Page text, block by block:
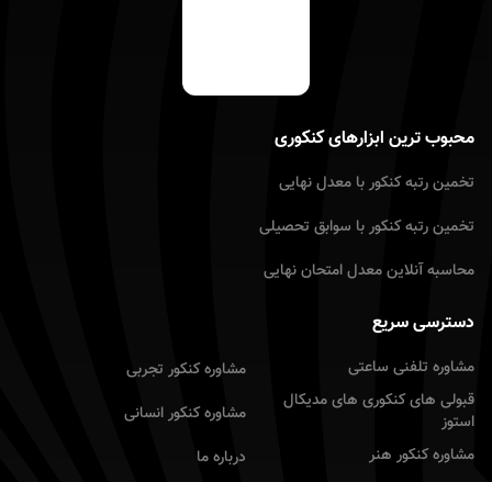
دسترسی سریع
مشاوره تلفنی ساعتی
قبولی های کنکوری های مدیکال
استوز
مشاوره کنکور هنر
مشاوره کنکور تجربى
مشاوره کنکور انسانى
درباره ما
محبوب ترین ابزارهای کنکوری
تخمین رتبه کنکور با معدل نهایى
تخمین رتبه کنکور با سوابق تحصیلى
محاسبه آنلاین معدل امتحان نهایى